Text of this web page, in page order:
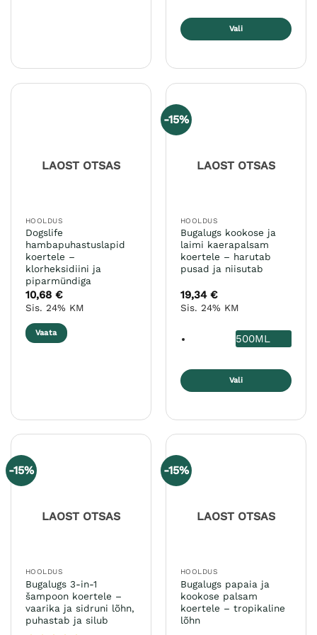
Vali
varianti.
Valikuid
saab
tootelehel.
LAOST OTSAS
HOOLDUS
Dogslife
hambapuhastuslapid
koertele –
klorheksidiini ja
piparmündiga
10,68 €
Sis. 24% KM
Vaata
-15%
LAOST OTSAS
HOOLDUS
Bugalugs kookose ja
laimi kaerapalsam
koertele – harutab
pusad ja niisutab
19,34 €
Sis. 24% KM
500ML
Vali
varianti.
Valikuid
saab
tootelehel.
-15%
LAOST OTSAS
HOOLDUS
Bugalugs 3-in-1
šampoon koertele –
vaarika ja sidruni lõhn,
puhastab ja silub
-15%
LAOST OTSAS
HOOLDUS
Bugalugs papaia ja
kookose palsam
koertele – tropikaline
lõhn